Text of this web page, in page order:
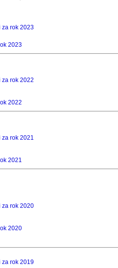
za rok 2023
2023
za rok 2022
2022
za rok 2021
2021
za rok 2020
2020
za rok 2019